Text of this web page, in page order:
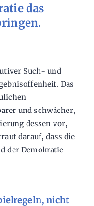
das
Such- und
Das
und schwächer,
dessen vor,
darauf, dass die
der Demokratie
nicht